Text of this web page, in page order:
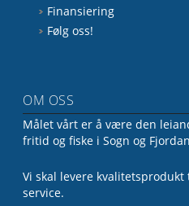
Finansiering
Følg oss!
OM OSS
Målet vårt er å være den
fritid og fiske i Sogn og
Vi skal levere
service.